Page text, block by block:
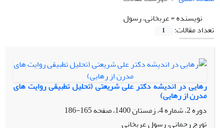
نویسنده =عربخانی، رسول
تعداد مقالات:
1
رهایی در اندیشه دکتر علی شریعتی (تحلیل تطبیقی روایت های
مدرن از رهایی)
دوره 2، شماره 4، زمستان 1400، صفحه
165-186
تورج رحمانی، رسول عربخانی